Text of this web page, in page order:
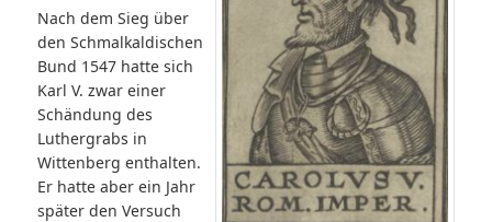
Nach dem Sieg über
den Schmalkaldischen
Bund 1547 hatte sich
Karl V. zwar einer
Schändung des
Luthergrabs in
Wittenberg enthalten.
Er hatte aber ein Jahr
später den Versuch